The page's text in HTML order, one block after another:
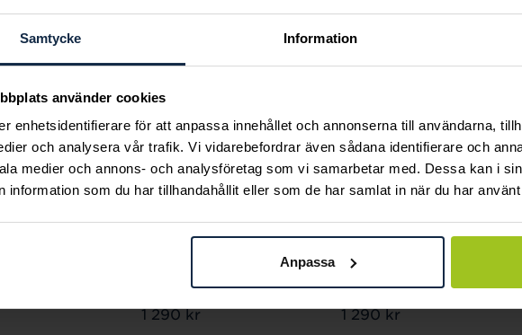
Samtycke Information
använder cookies
enhetsidentifierare för att anpassa innehållet och annonserna till användarna,
och analysera vår trafik. Vi vidarebefordrar även sådana identifierare och
medier och annons- och analysföretag som vi samarbetar med. Dessa kan i
information som du har tillhandahållit eller som de har samlat in när du har
Anpassa
kr
By Sofia Wistam
Silverhalsband
Pris:1 290 kr
1 290 kr
By Sofia Wistam
Ocean Muse Shell -
Guldhalsband
Pris:1 290 kr
1 290 kr